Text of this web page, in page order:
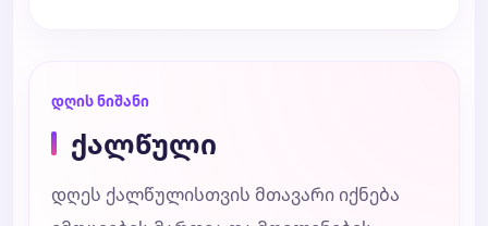
დღის ნიშანი
ქალწული
დღეს ქალწულისთვის მთავარი იქნება